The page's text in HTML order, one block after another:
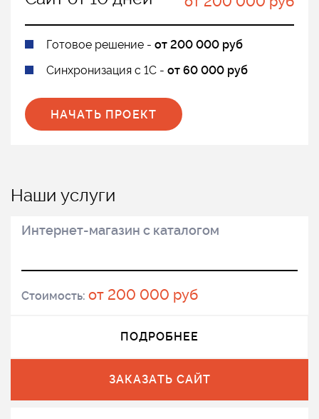
Готовое решение - от 200 000 руб
Синхронизация с 1С - от 60 000 руб
НАЧАТЬ ПРОЕКТ
Наши услуги
Интернет-магазин с каталогом
Стоимость: от 200 000 руб
ПОДРОБНЕЕ
ЗАКАЗАТЬ САЙТ